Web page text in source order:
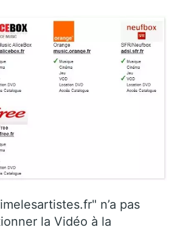
n’a pas
la Vidéo à la